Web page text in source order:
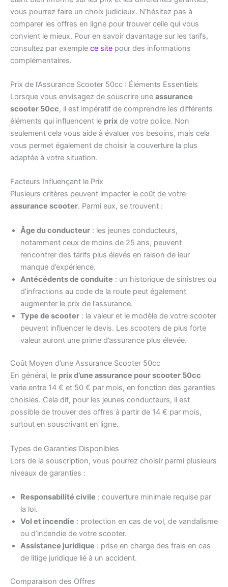
vous pourrez faire un choix judicieux. N’hésitez pas à
comparer les offres en ligne pour trouver celle qui vous
convient le mieux. Pour en savoir davantage sur les tarifs,
consultez par exemple ce site pour des informations
complémentaires.
Prix de l’Assurance Scooter 50cc : Éléments Essentiels
Lorsque vous envisagez de souscrire une assurance
scooter 50cc, il est impératif de comprendre les différents
éléments qui influencent le prix de votre police. Non
seulement cela vous aide à évaluer vos besoins, mais cela
vous permet également de choisir la couverture la plus
adaptée à votre situation.
Facteurs Influençant le Prix
Plusieurs critères peuvent impacter le coût de votre
assurance scooter. Parmi eux, se trouvent :
Âge du conducteur : les jeunes conducteurs,
notamment ceux de moins de 25 ans, peuvent
rencontrer des tarifs plus élevés en raison de leur
manque d’expérience.
Antécédents de conduite : un historique de sinistres ou
d’infractions au code de la route peut également
augmenter le prix de l’assurance.
Type de scooter : la valeur et le modèle de votre scooter
peuvent influencer le devis. Les scooters de plus forte
valeur auront une prime d’assurance plus élevée.
Coût Moyen d’une Assurance Scooter 50cc
En général, le prix d’une assurance pour scooter 50cc
varie entre 14 € et 50 € par mois, en fonction des garanties
choisies. Cela dit, pour les jeunes conducteurs, il est
possible de trouver des offres à partir de 14 € par mois,
surtout en souscrivant en ligne.
Types de Garanties Disponibles
Lors de la souscription, vous pourrez choisir parmi plusieurs
niveaux de garanties :
Responsabilité civile : couverture minimale requise par
la loi.
Vol et incendie : protection en cas de vol, de vandalisme
ou d’incendie de votre scooter.
Assistance juridique : prise en charge des frais en cas
de litige juridique lié à un accident.
Comparaison des Offres